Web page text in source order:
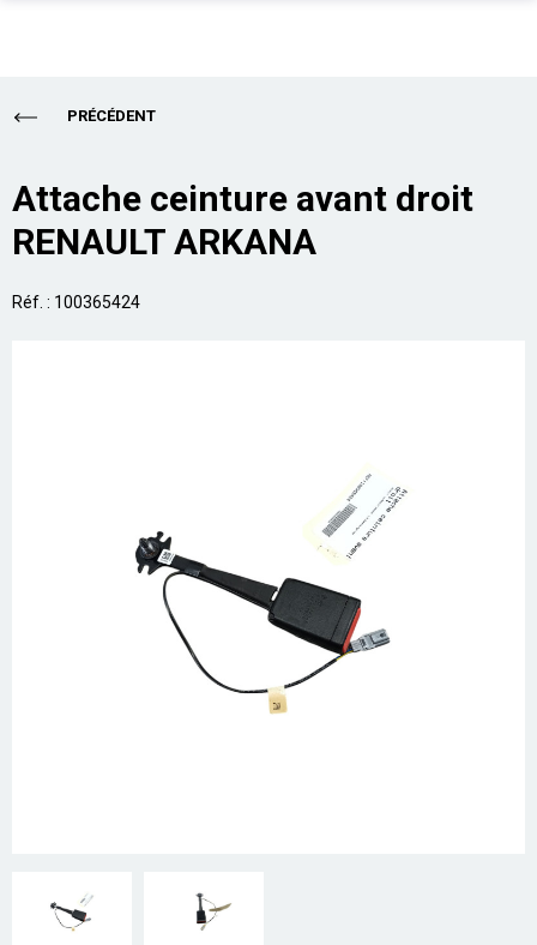
Total
Acheter
ENLÈVEMENT EPAVE
SUR PLACE
PRO
Appelez-nous
01 60 48 23 09
PRÉCÉDENT
Attache ceinture avant droit
RENAULT ARKANA
Réf. : 100365424